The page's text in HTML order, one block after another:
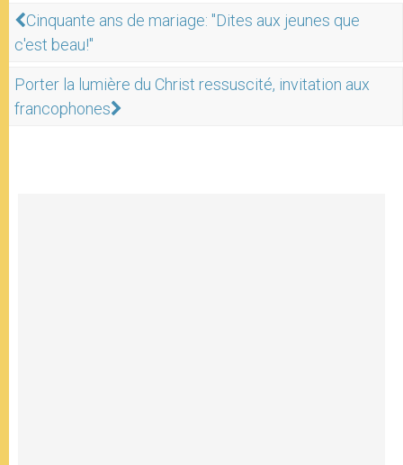
Cinquante ans de mariage: "Dites aux jeunes que
c'est beau!"
Porter la lumière du Christ ressuscité, invitation aux
francophones